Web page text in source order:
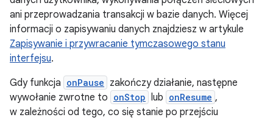
ani przeprowadzania transakcji w bazie danych. Więcej
informacji o zapisywaniu danych znajdziesz w artykule
Zapisywanie i przywracanie tymczasowego stanu
interfejsu.
Gdy funkcja onPause zakończy działanie, następne
wywołanie zwrotne to onStop lub onResume ,
w zależności od tego, co się stanie po przejściu